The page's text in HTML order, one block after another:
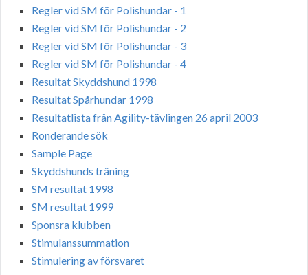
Regler vid SM för Polishundar - 1
Regler vid SM för Polishundar - 2
Regler vid SM för Polishundar - 3
Regler vid SM för Polishundar - 4
Resultat Skyddshund 1998
Resultat Spårhundar 1998
Resultatlista från Agility-tävlingen 26 april 2003
Ronderande sök
Sample Page
Skyddshunds träning
SM resultat 1998
SM resultat 1999
Sponsra klubben
Stimulanssummation
Stimulering av försvaret